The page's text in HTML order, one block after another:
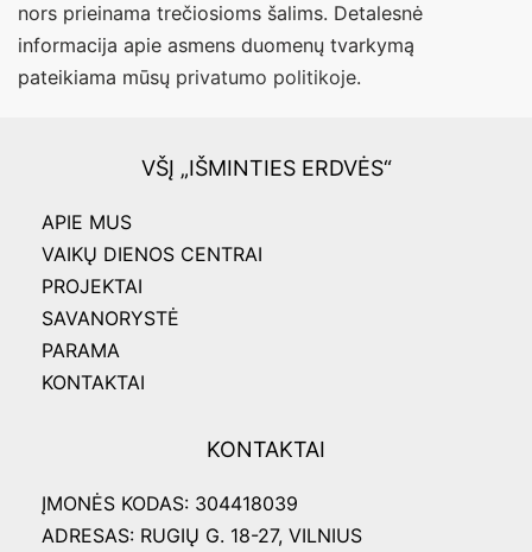
nors prieinama trečiosioms šalims. Detalesnė
informacija apie asmens duomenų tvarkymą
pateikiama mūsų privatumo politikoje.
VŠĮ „IŠMINTIES ERDVĖS“
APIE MUS
VAIKŲ DIENOS CENTRAI
PROJEKTAI
SAVANORYSTĖ
PARAMA
KONTAKTAI
KONTAKTAI
ĮMONĖS KODAS: 304418039
ADRESAS: RUGIŲ G. 18-27, VILNIUS